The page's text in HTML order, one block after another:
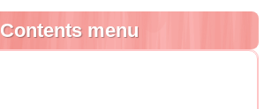
Contents menu